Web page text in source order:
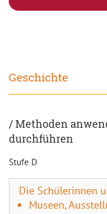
Geschichte
/ Methoden
durchführen
Stufe D
Die Schülerinnen
Museen,